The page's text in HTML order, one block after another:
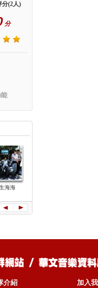
分(2人)
分
海海
介紹 加入